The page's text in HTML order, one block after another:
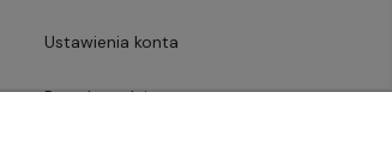
Ustawienia konta
Przechowalnia